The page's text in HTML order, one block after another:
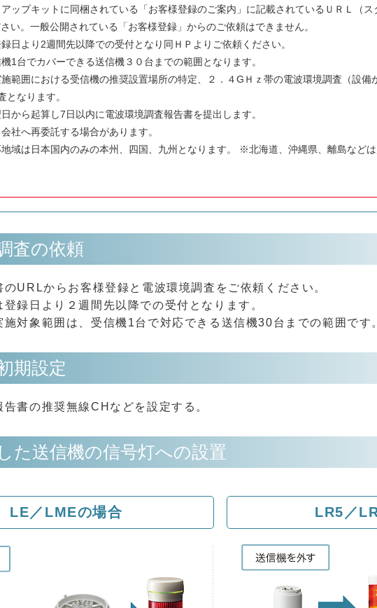
ップキットに同梱されている「お客様登録のご案内」に記載されているＵＲＬ（
い。一般公開されている「お客様登録」からのご依頼はできません。
日より2週間先以降での受付となり同ＨＰよりご依頼ください。
1台でカバーできる送信機３０台までの範囲となります。
範囲における受信機の推奨設置場所の特定、２．４GＨｚ帯の電波環境調査（設
となります。
から起算し7日以内に電波環境調査報告書を提出します。
社へ再委託する場合があります。
域は日本国内のみの本州、四国、九州となります。 ※北海道、沖縄県、離島など
査の依頼
のURLからお客様登録と電波環境調査をご依頼ください。
録日より２週間先以降での受付となります。
対象範囲は、受信機1台で対応できる送信機30台までの範囲です
期設定
告書の推奨無線CHなどを設定する。
た送信機の信号灯への設置
LE／LMEの場合 LR5／